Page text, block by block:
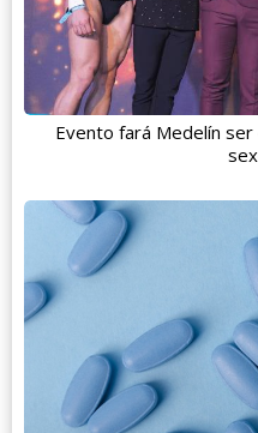
Evento fará Medelín